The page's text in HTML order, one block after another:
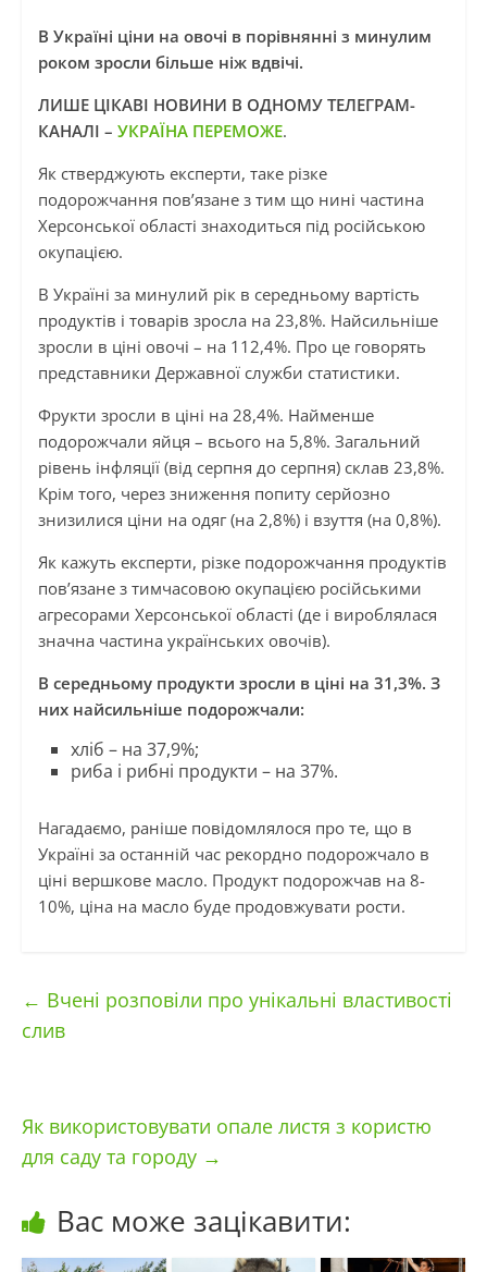
В Україні ціни на овочі в порівнянні з минулим
роком зросли більше ніж вдвічі.
ЛИШЕ ЦІКАВІ НОВИНИ В ОДНОМУ ТЕЛЕГРАМ-
КАНАЛІ – УКРАЇНА ПЕРЕМОЖЕ.
Як стверджують експерти, таке різке
подорожчання пов’язане з тим що нині частина
Херсонської області знаходиться під російською
окупацією.
В Україні за минулий рік в середньому вартість
продуктів і товарів зросла на 23,8%. Найсильніше
зросли в ціні овочі – на 112,4%. Про це говорять
представники Державної служби статистики.
Фрукти зросли в ціні на 28,4%. Найменше
подорожчали яйця – всього на 5,8%. Загальний
рівень інфляції (від серпня до серпня) склав 23,8%.
Крім того, через зниження попиту серйозно
знизилися ціни на одяг (на 2,8%) і взуття (на 0,8%).
Як кажуть експерти, різке подорожчання продуктів
пов’язане з тимчасовою окупацією російськими
агресорами Херсонської області (де і вироблялася
значна частина українських овочів).
В середньому продукти зросли в ціні на 31,3%. З
них найсильніше подорожчали:
хліб – на 37,9%;
риба і рибні продукти – на 37%.
Нагадаємо, раніше повідомлялося про те, що в
Україні за останній час рекордно подорожчало в
ціні вершкове масло. Продукт подорожчав на 8-
10%, ціна на масло буде продовжувати рости.
← Вчені розповіли про унікальні властивості
слив
Як використовувати опале листя з користю
для саду та городу →
Вас може зацікавити: